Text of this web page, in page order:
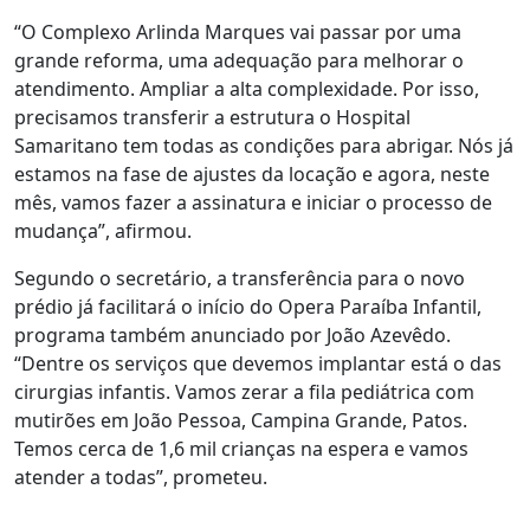
“O Complexo Arlinda Marques vai passar por uma
grande reforma, uma adequação para melhorar o
atendimento. Ampliar a alta complexidade. Por isso,
precisamos transferir a estrutura o Hospital
Samaritano tem todas as condições para abrigar. Nós já
estamos na fase de ajustes da locação e agora, neste
mês, vamos fazer a assinatura e iniciar o processo de
mudança”, afirmou.
Segundo o secretário, a transferência para o novo
prédio já facilitará o início do Opera Paraíba Infantil,
programa também anunciado por João Azevêdo.
“Dentre os serviços que devemos implantar está o das
cirurgias infantis. Vamos zerar a fila pediátrica com
mutirões em João Pessoa, Campina Grande, Patos.
Temos cerca de 1,6 mil crianças na espera e vamos
atender a todas”, prometeu.